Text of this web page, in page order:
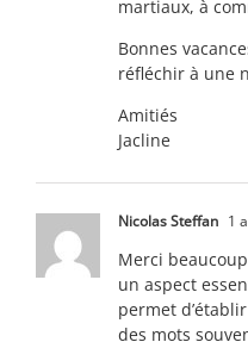
martiaux, à
Bonnes
réfléchir à une
Amitiés
Jacline
Nicolas Steffan 1
Merci
un aspect
permet
des mots